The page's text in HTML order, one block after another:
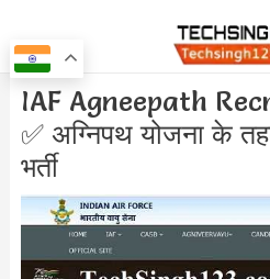
to
content
IAF Agneepath
✅ अग्निपथ योजना के
भर्ती
Post
navigation